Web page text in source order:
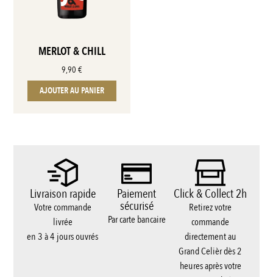
MERLOT & CHILL
9,90€
AJOUTER AU PANIER
Livraison rapide
Votre commande
livrée
en 3 à 4 jours ouvrés
Paiement
sécurisé
Par carte bancaire
Click & Collect 2h
Retirez votre
commande
directement au
Grand Celièr dès 2
heures après votre